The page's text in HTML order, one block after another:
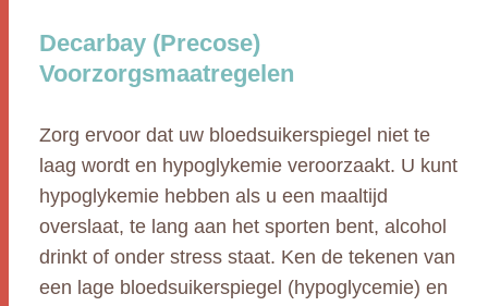
Decarbay (Precose)
Voorzorgsmaatregelen
Zorg ervoor dat uw bloedsuikerspiegel niet te
laag wordt en hypoglykemie veroorzaakt. U kunt
hypoglykemie hebben als u een maaltijd
overslaat, te lang aan het sporten bent, alcohol
drinkt of onder stress staat. Ken de tekenen van
een lage bloedsuikerspiegel (hypoglycemie) en